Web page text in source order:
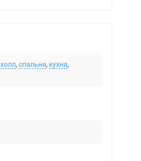
холл,спальня,кухня,